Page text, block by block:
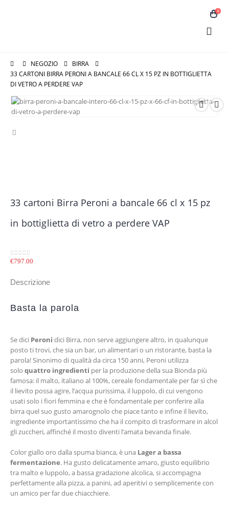
0
NEGOZIO
BIRRA
33 CARTONI BIRRA PERONI A BANCALE 66 CL X 15 PZ IN BOTTIGLIETTA
DI VETRO A PERDERE VAP
33 cartoni Birra Peroni a bancale 66 cl x 15 pz
in bottiglietta di vetro a perdere VAP
0out of 5
€797.00
Descrizione
Basta la parola
Se dici Peroni dici Birra, non serve aggiungere altro, in qualunque
posto ti trovi, che sia un bar, un alimentari o un ristorante, basta la
parola! Sinonimo di qualità da circa 150 anni, Peroni utilizza
solo quattro ingredienti per la produzione della sua Bionda più
famosa: il malto, italiano al 100%, cereale fondamentale per far sì che
il lievito possa agire, l’acqua purissima, il luppolo, di cui vengono
usati solo i fiori femmina e che è fondamentale per conferire alla
birra quel suo gusto amarognolo che piace tanto e infine il lievito,
ingrediente importantissimo che ha il compito di trasformare in alcol
gli zuccheri, affinché il mosto diventi l’amata bevanda finale.
Color giallo oro dalla spuma bianca, è una Lager a bassa
fermentazione. Ha gusto delicatamente amaro, giusto equilibrio
tra malto e luppolo, a bassa gradazione alcolica, si accompagna
perfettamente alla pizza, a panini, ad aperitivi o semplicemente con
un amico per far due chiacchiere.